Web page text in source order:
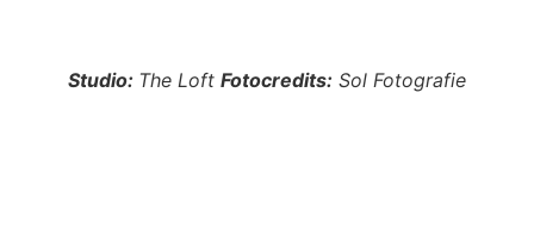
Studio: The Loft Fotocredits: Sol Fotografie